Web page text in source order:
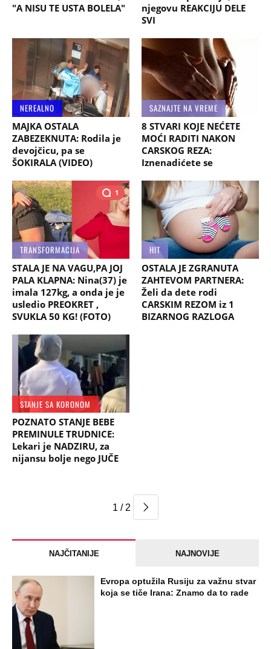
"A NISU TE USTA BOLELA"
njegovu REAKCIJU DELE
SVI
NEREALNO
MAJKA OSTALA
ZABEZEKNUTA: Rodila je
devojčicu, pa se
ŠOKIRALA (VIDEO)
SAZNAJTE NA VREME
8 STVARI KOJE NEĆETE
MOĆI RADITI NAKON
CARSKOG REZA:
Iznenadićete se
1
TRANSFORMACIJA
STALA JE NA VAGU,PA JOJ
PALA KLAPNA: Nina(37) je
imala 127kg, a onda je je
usledio PREOKRET ,
SVUKLA 50 KG! (FOTO)
HIT
OSTALA JE ZGRANUTA
ZAHTEVOM PARTNERA:
Želi da dete rodi
CARSKIM REZOM iz 1
BIZARNOG RAZLOGA
STANJE SA KORONOM
POZNATO STANJE BEBE
PREMINULE TRUDNICE:
Lekari je NADZIRU, za
nijansu bolje nego JUČE
1 / 2
NAJČITANIJE NAJNOVIJE
Evropa optužila Rusiju za važnu stvar
koja se tiče Irana: Znamo da to rade